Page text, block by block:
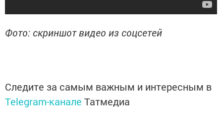
Фото: скриншот видео из соцсетей
Следите за самым важным и интересным в
Telegram-канале Татмедиа